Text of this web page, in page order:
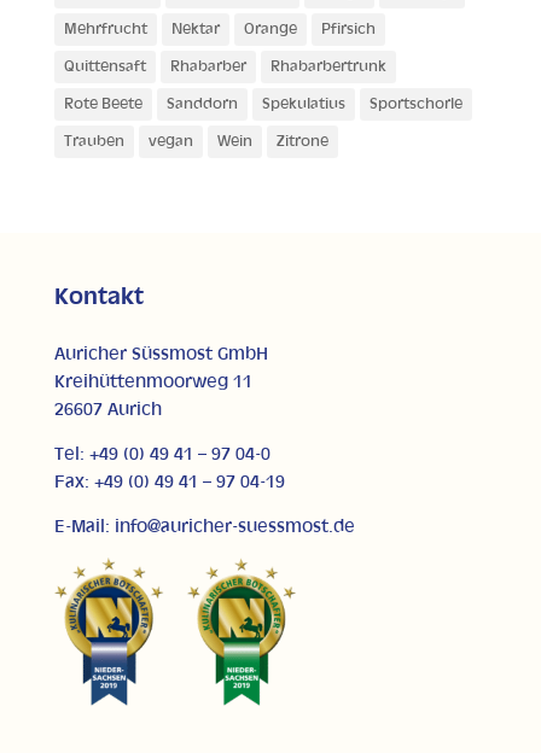
Mehrfrucht Nektar Orange Pfirsich
Quittensaft Rhabarber Rhabarbertrunk
Rote Beete Sanddorn Spekulatius Sportschorle
Trauben vegan Wein Zitrone
Kontakt
Auricher Süssmost GmbH
Kreihüttenmoorweg 11
26607 Aurich
Tel: +49 (0) 49 41 – 97 04-0
Fax: +49 (0) 49 41 – 97 04-19
E-Mail: info@auricher-suessmost.de